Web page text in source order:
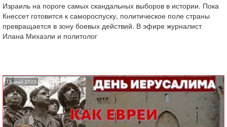
Израиль на пороге самых скандальных выборов в истории. Пока
Кнессет готовится к самороспуску, политическое поле страны
превращается в зону боевых действий. В эфире журналист
Илана Михаэли и политолог
15 май 2026